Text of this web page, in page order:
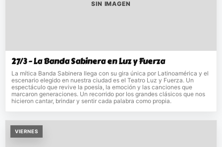
SIN IMAGEN
27/3 - La Banda Sabinera en Luz y Fuerza
La mítica Banda Sabinera llega con su gira única por Latinoamérica y el
escenario elegido en nuestra ciudad es el Teatro Luz y Fuerza. Un
espectáculo que revive la poesía, la emoción y las canciones que
marcaron generaciones. Un recorrido por los grandes clásicos que nos
hicieron cantar, brindar y sentir cada palabra como propia.
VIERNES